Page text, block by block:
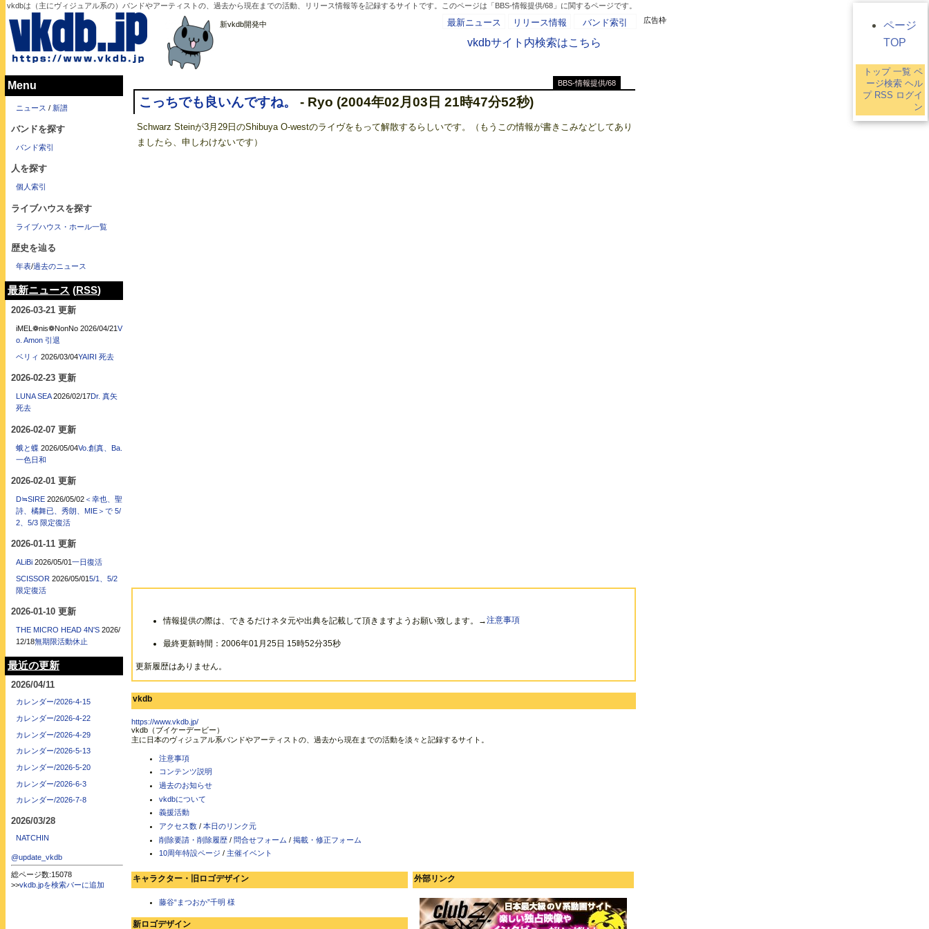
vkdbは（主にヴィジュアル系の）バンドやアーティストの、過去から現在までの活動、リリース情報等を記録するサイトです。このページは「BBS-情報提供/68」に関するページです。
新vkdb開発中 最新ニュース リリース情報 バンド索引
vkdbサイト内検索はこちら
BBS-情報提供/68
こっちでも良いんですね。 - Ryo (2004年02月03日 21時47分52秒)
Schwarz Steinが3月29日のShibuya O-westのライヴをもって解散するらしいです。（もうこの情報が書きこみなどしてあり
ましたら、申しわけないです）
情報提供の際は、できるだけネタ元や出典を記載して頂きますようお願い致します。→注意事項
最終更新時間：2006年01月25日 15時52分35秒
更新履歴はありません。
vkdb
https://www.vkdb.jp/
vkdb（ブイケーデービー）
主に日本のヴィジュアル系バンドやアーティストの、過去から現在までの活動を淡々と記録するサイト。
注意事項
コンテンツ説明
過去のお知らせ
vkdbについて
義援活動
アクセス数 / 本日のリンク元
削除要請・削除履歴 / 問合せフォーム / 掲載・修正フォーム
10周年特設ページ / 主催イベント
キャラクター・旧ロゴデザイン
藤谷“まつおか”千明 様
新ロゴデザイン
外部リンク
広告枠
Menu
ニュース / 新譜
バンドを探す
バンド索引
人を探す
個人索引
ライブハウスを探す
ライブハウス・ホール一覧
歴史を辿る
年表/過去のニュース
最新ニュース (RSS)
2026-03-21 更新
iMEL❁nis❁NonNo 2026/04/21 V
o. Amon 引退
ベリィ 2026/03/04YAIRI 死去
2026-02-23 更新
LUNA SEA 2026/02/17Dr. 真矢
死去
2026-02-07 更新
蛾と蝶 2026/05/04Vo.創真、Ba.
一色日和
2026-02-01 更新
D≒SIRE 2026/05/02＜幸也、聖
詩、橘舞已、秀朗、MIE＞で 5/
2、5/3 限定復活
2026-01-11 更新
ALiBi 2026/05/01一日復活
SCISSOR 2026/05/015/1、5/2
限定復活
2026-01-10 更新
THE MICRO HEAD 4N'S 2026/
12/18無期限活動休止
最近の更新
2026/04/11
カレンダー/2026-4-15
カレンダー/2026-4-22
カレンダー/2026-4-29
カレンダー/2026-5-13
カレンダー/2026-5-20
カレンダー/2026-6-3
カレンダー/2026-7-8
2026/03/28
NATCHIN
@update_vkdb
総ページ数:15078
>>vkdb.jpを検索バーに追加
ページ
TOP
トップ 一覧 ペ
ージ検索 ヘル
プ RSS ログイ
ン